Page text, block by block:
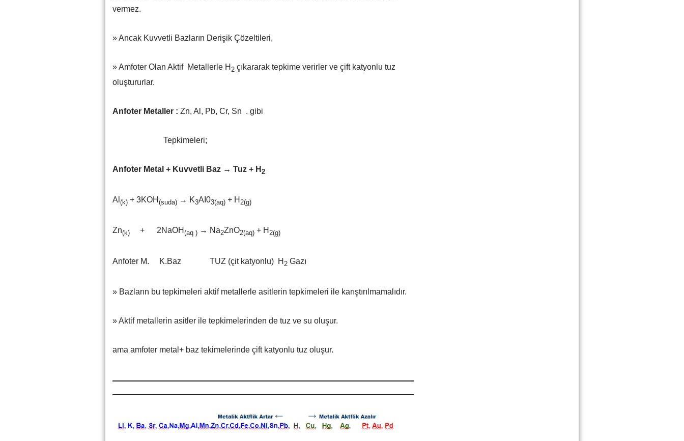
vermez.
» Ancak Kuvvetli Bazların Derişik Çözeltileri,
» Amfoter Olan Aktif Metallerle H 2çıkararak tepkime verirler ve çift katyonlu tuz
oluştururlar.
Anfoter Metaller : Zn, Al, Pb, Cr, Sn . gibi
Tepkimeleri;
Anfoter Metal + Kuvvetli Baz → Tuz + H 2
Al (k)+ 3KOH (suda) → K3AI03(aq)+ H 2(g)
Zn(k) + 2NaOH (aq ) → Na2ZnO2(aq)+ H 2(g)
Anfoter M. K.Baz TUZ (çit katyonlu) H 2Gazı
» Bazların bu tepkimeleri aktif metallerle asitlerin tepkimeleri ile karıştırılmamalıdır.
» Aktif metallerin asitler ile tepkimelerinden de tuz ve su oluşur.
ama amfoter metal+ baz tekimelerinde çift katyonlu tuz oluşur.